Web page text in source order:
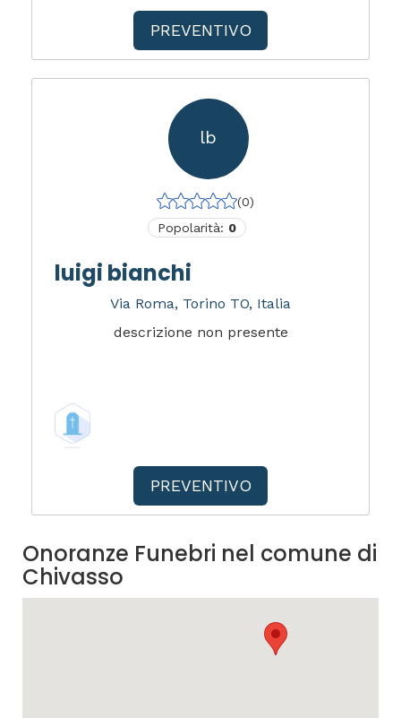
PREVENTIVO
lb
(0)
Popolarità: 0
luigi bianchi
Via Roma, Torino TO, Italia
descrizione non presente
PREVENTIVO
Onoranze Funebri nel comune di
Chivasso